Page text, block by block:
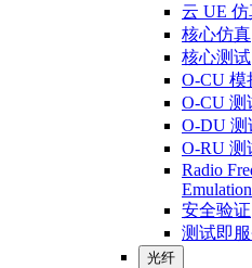
云 UE
核心仿真
核心测试
O-CU 模
O-CU 测
O-DU 测
O-RU 测
Radio
Emulation
安全验证
测试即服
光纤